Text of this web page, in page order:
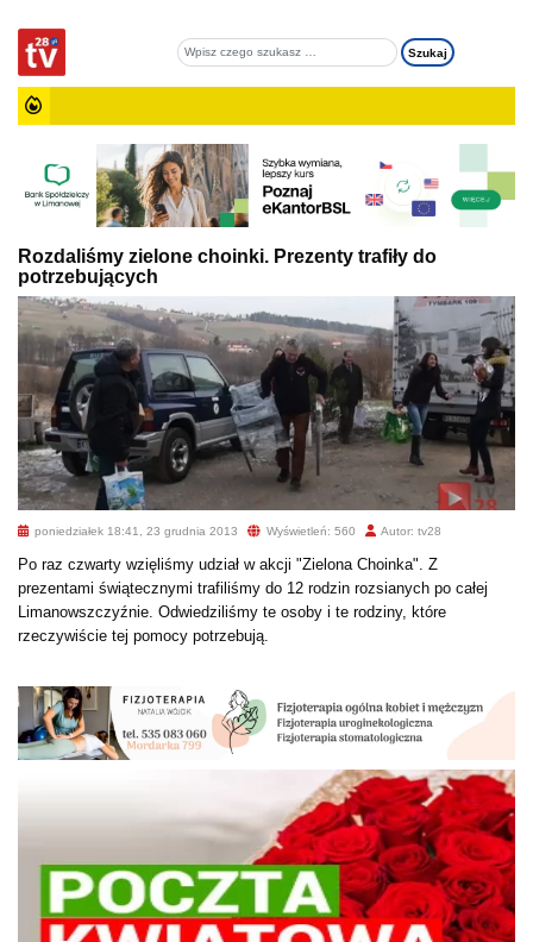
Rozdaliśmy zielone choinki. Prezenty trafiły do
potrzebujących
poniedziałek 18:41, 23 grudnia 2013 Wyświetleń: 560 Autor: tv28
Po raz czwarty wzięliśmy udział w akcji "Zielona Choinka". Z
prezentami świątecznymi trafiliśmy do 12 rodzin rozsianych po całej
Limanowszczyźnie. Odwiedziliśmy te osoby i te rodziny, które
rzeczywiście tej pomocy potrzebują.